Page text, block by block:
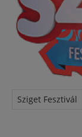
Sziget Fesztivál